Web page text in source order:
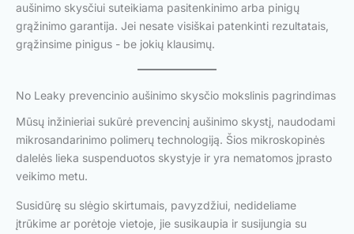
aušinimo skysčiui suteikiama pasitenkinimo arba pinigų
grąžinimo garantija. Jei nesate visiškai patenkinti rezultatais,
grąžinsime pinigus - be jokių klausimų.
No Leaky prevencinio aušinimo skysčio mokslinis pagrindimas
Mūsų inžinieriai sukūrė prevencinį aušinimo skystį, naudodami
mikrosandarinimo polimerų technologiją. Šios mikroskopinės
dalelės lieka suspenduotos skystyje ir yra nematomos įprasto
veikimo metu.
Susidūrę su slėgio skirtumais, pavyzdžiui, nedideliame
įtrūkime ar porėtoje vietoje, jie susikaupia ir susijungia su